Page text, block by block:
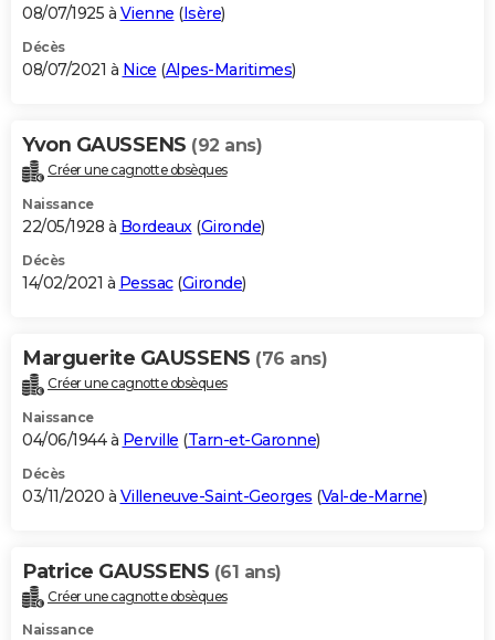
08/07/1925 à Vienne (Isère)
Décès
08/07/2021 à Nice (Alpes-Maritimes)
Yvon GAUSSENS (92 ans)
Créer une cagnotte obsèques
Naissance
22/05/1928 à Bordeaux(Gironde)
Décès
14/02/2021 à Pessac(Gironde)
Marguerite GAUSSENS (76 ans)
Créer une cagnotte obsèques
Naissance
04/06/1944 à Perville (Tarn-et-Garonne)
Décès
03/11/2020 à Villeneuve-Saint-Georges (Val-de-Marne)
Patrice GAUSSENS (61 ans)
Créer une cagnotte obsèques
Naissance